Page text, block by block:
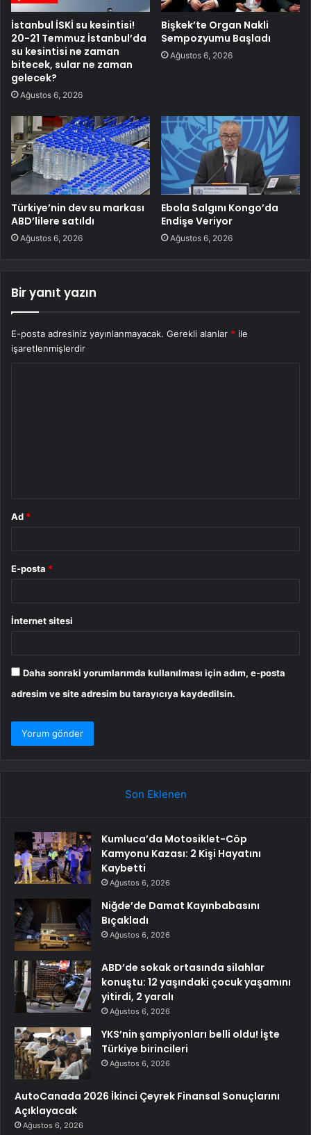
İstanbul İSKİ su kesintisi!
20-21 Temmuz İstanbul’da
su kesintisi ne zaman
bitecek, sular ne zaman
gelecek?
Ağustos 6, 2026
Bişkek’te Organ Nakli
Sempozyumu Başladı
Ağustos 6, 2026
Türkiye’nin dev su markası
ABD’lilere satıldı
Ağustos 6, 2026
Ebola Salgını Kongo’da
Endişe Veriyor
Ağustos 6, 2026
Bir yanıt yazın
E-posta adresiniz yayınlanmayacak. Gerekli alanlar * ile
işaretlenmişlerdir
Ad *
E-posta *
İnternet sitesi
Daha sonraki yorumlarımda kullanılması için adım, e-posta
adresim ve site adresim bu tarayıcıya kaydedilsin.
Son Eklenen
Kumluca’da Motosiklet-Cöp
Kamyonu Kazası: 2 Kişi Hayatını
Kaybetti
Ağustos 6, 2026
Niğde’de Damat Kayınbabasını
Bıçakladı
Ağustos 6, 2026
ABD’de sokak ortasında silahlar
konuştu: 12 yaşındaki çocuk yaşamını
yitirdi, 2 yaralı
Ağustos 6, 2026
YKS’nin şampiyonları belli oldu! İşte
Türkiye birincileri
Ağustos 6, 2026
AutoCanada 2026 İkinci Çeyrek Finansal Sonuçlarını
Açıklayacak
Ağustos 6, 2026